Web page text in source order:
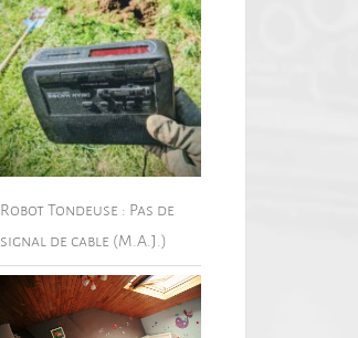
Robot Tondeuse : Pas de
signal de cable (M.A.J.)